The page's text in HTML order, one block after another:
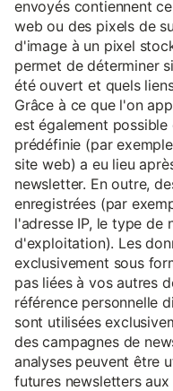
envoyés contiennent
web ou des pixels de
d'image à un pixel
permet de déterminer
été ouvert et quels
Grâce à ce que l'on
est également
prédéfinie (par
site web) a eu lieu
newsletter. En outre,
enregistrées (par
l'adresse IP, le type de
d'exploitation). Les
exclusivement sous
pas liées à vos autres
référence personnelle
sont utilisées
des campagnes de
analyses peuvent être
futures newsletters